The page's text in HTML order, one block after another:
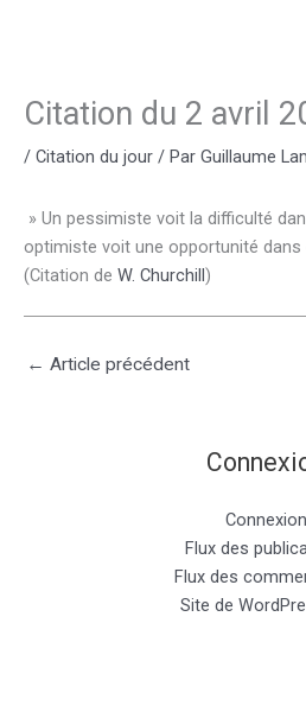
Citation du 2 avril
/ Citation du jour / Par Guillaume
» Un pessimiste voit la difficulté
optimiste voit une opportunité
(Citation de W. Churchill)
← Article précédent
Connexion
Flux des
Flux des
Site de